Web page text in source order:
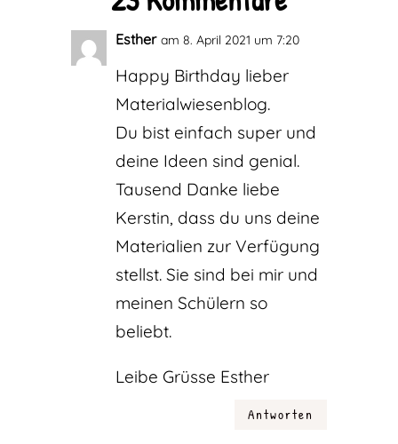
Esther am 8. April 2021 um 7:20
Happy Birthday lieber
Materialwiesenblog.
Du bist einfach super und
deine Ideen sind genial.
Tausend Danke liebe
Kerstin, dass du uns deine
Materialien zur Verfügung
stellst. Sie sind bei mir und
meinen Schülern so
beliebt.
Leibe Grüsse Esther
Antworten